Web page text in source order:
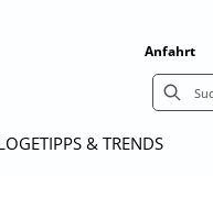
Anfahrt
TIPPS & TRENDS